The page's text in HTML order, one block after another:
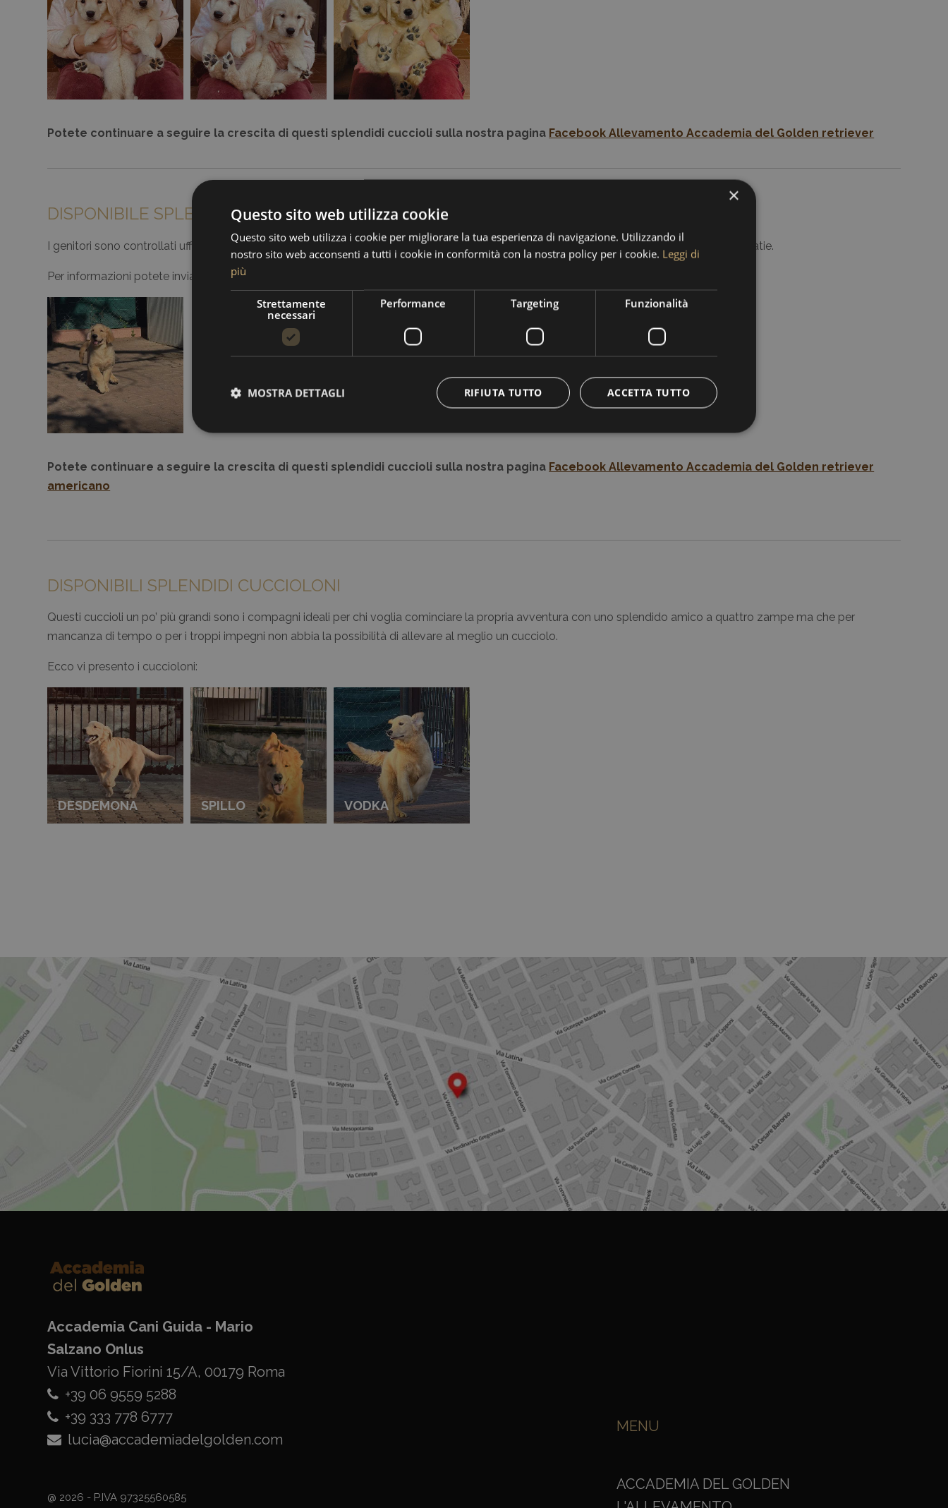
Potete continuare a seguire la crescita di questi splendidi cuccioli sulla nostra pagina Facebook Allevamento Accademia del Golden retriever
DISPONIBILE SPLENDIDO MASCHIO DI LINEA AMERICANA NATO IL 10.07.2025
I genitori sono controllati ufficialmente e risultati idonei alla riproduzione per le seguenti patologie ereditarie: anche, gomiti, occhi, cardiopatie.
Per informazioni potete inviarci una mail o contattarci telefonicamente ai numeri
Potete continuare a seguire la crescita di questi splendidi cuccioli sulla nostra pagina Facebook Allevamento Accademia del Golden retriever
americano
DISPONIBILI SPLENDIDI CUCCIOLONI
Questi cuccioli un po’ più grandi sono i compagni ideali per chi voglia cominciare la propria avventura con uno splendido amico a quattro zampe ma che per
mancanza di tempo o per i troppi impegni non abbia la possibilità di allevare al meglio un cucciolo.
Ecco vi presento i cuccioloni:
DESDEMONA SPILLO VODKA
Accademia Cani Guida - Mario
Salzano Onlus
Via Vittorio Fiorini 15/A, 00179 Roma
+39 06 9559 5288
+39 333 778 6777
lucia@accademiadelgolden.com
@ 2026 - P.IVA 97325560585
MENU
ACCADEMIA DEL GOLDEN
×
Questo sito web utilizza cookie
Questo sito web utilizza i cookie per migliorare la tua esperienza di navigazione. Utilizzando il
nostro sito web acconsenti a tutti i cookie in conformità con la nostra policy per i cookie. Leggi di
più
Strettamente
necessari
Performance Targeting Funzionalità
ACCETTA TUTTO
RIFIUTA TUTTO
MOSTRA DETTAGLI